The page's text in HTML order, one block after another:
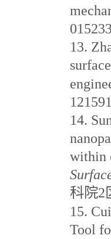
13.
14.
within
科院2
15.
Tool